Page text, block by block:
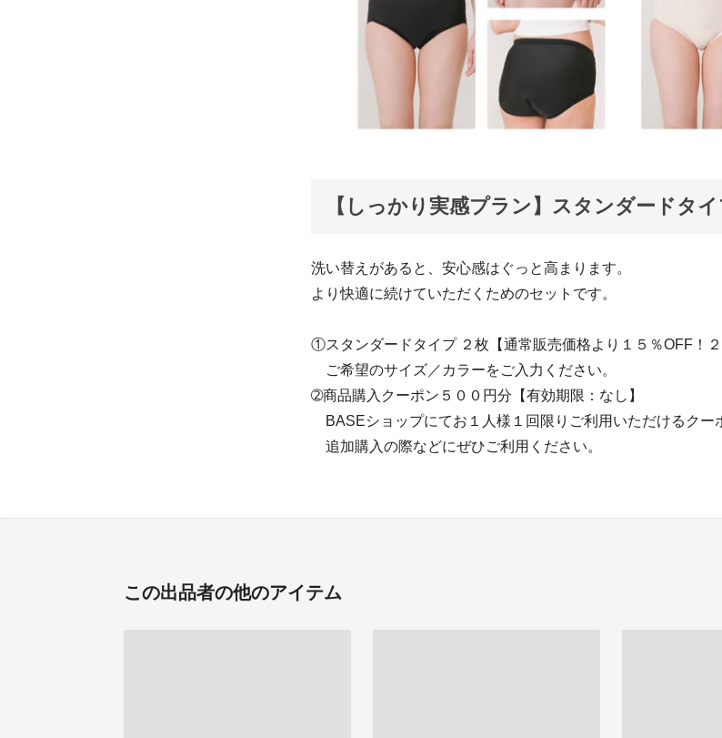
【しっかり実感プラン】スタンダードタ
洗い替えがあると、安心感はぐっと高まります。
より快適に続けていただくためのセットです。
①スタンダードタイプ ２枚【通常販売価格より１５％OFF！２
ご希望のサイズ／カラーをご入力ください。
➁商品購入クーポン５００円分【有効期限：なし】
BASEショップにてお１人様１回限りご利用いただけるクー
追加購入の際などにぜひご利用ください。
この出品者の他のアイテム